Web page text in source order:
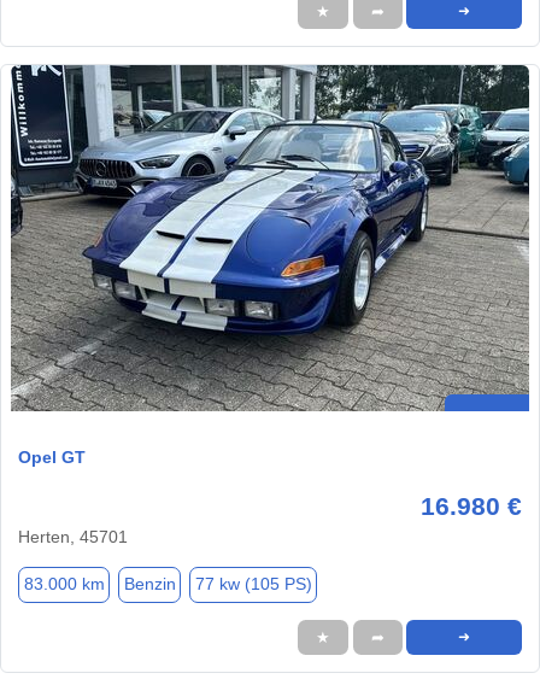
★ ➦ ➜
Opel GT
16.980 €
Herten, 45701
83.000 km Benzin 77 kw (105 PS)
★ ➦ ➜